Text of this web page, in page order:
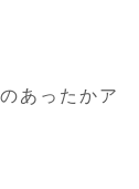
あったかア